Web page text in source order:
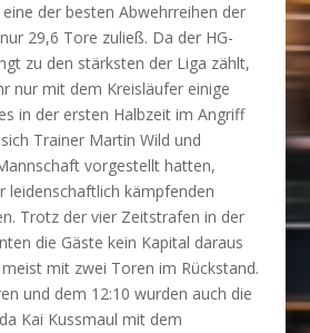
der besten Abwehrreihen der
29,6 Tore zuließ. Da der HG-
zu den stärksten der Liga zählt,
nur mit dem Kreisläufer einige
in der ersten Halbzeit im Angriff
Trainer Martin Wild und
vorgestellt hatten,
leidenschaftlich kämpfenden
Trotz der vier Zeitstrafen in der
die Gäste kein Kapital daraus
mit zwei Toren im Rückstand.
und dem 12:10 wurden auch die
Kai Kussmaul mit dem